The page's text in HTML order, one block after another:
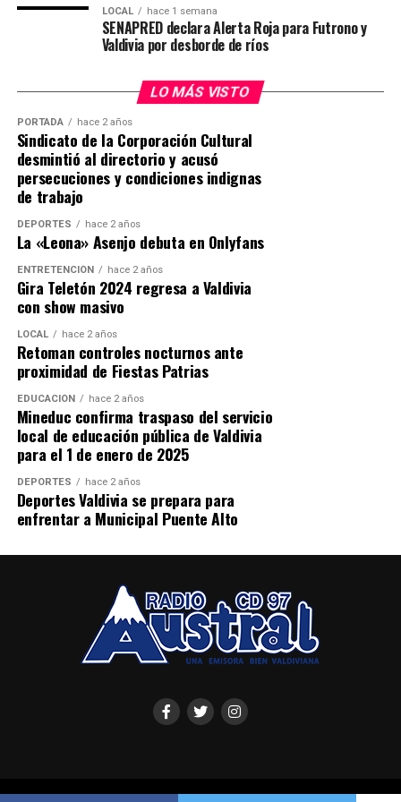
LOCAL hace 1 semana
SENAPRED declara Alerta Roja para Futrono y
Valdivia por desborde de ríos
LO MÁS VISTO
PORTADA hace 2 años
Sindicato de la Corporación Cultural
desmintió al directorio y acusó
persecuciones y condiciones indignas
de trabajo
DEPORTES hace 2 años
La «Leona» Asenjo debuta en Onlyfans
ENTRETENCIÓN hace 2 años
Gira Teletón 2024 regresa a Valdivia
con show masivo
LOCAL hace 2 años
Retoman controles nocturnos ante
proximidad de Fiestas Patrias
EDUCACIÓN hace 2 años
Mineduc confirma traspaso del servicio
local de educación pública de Valdivia
para el 1 de enero de 2025
DEPORTES hace 2 años
Deportes Valdivia se prepara para
enfrentar a Municipal Puente Alto